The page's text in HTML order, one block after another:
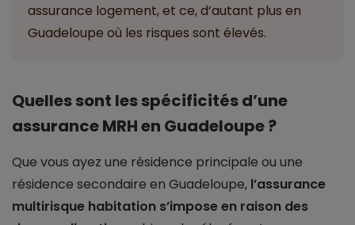
assurance logement, et ce, d’autant plus en
Guadeloupe où les risques sont élevés.
Quelles sont les spécificités d’une
assurance MRH en Guadeloupe ?
Que vous ayez une résidence principale ou une
résidence secondaire en Guadeloupe, l’assurance
multirisque habitation s’impose en raison des